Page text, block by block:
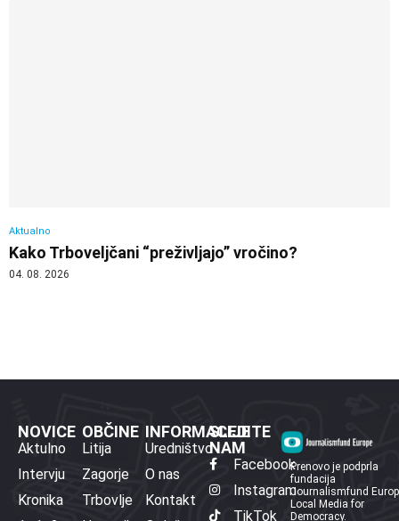
Aktualno
Kako Trboveljčani “preživljajo” vročino?
04. 08. 2026
NOVICE
Aktulno
Intervju
Kronika
OBČINE
Litija
Zagorje
Trbovlje
INFORMACIJE
Uredništvo
O nas
Kontakt
SLEDITE
NAM
Facebook
Instagram
TikTok
Prenovo je podprla
fundacija
Journalismfund
Local Media for
Democracy.